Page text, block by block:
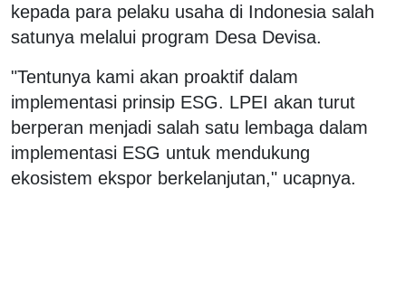
kepada para pelaku usaha di Indonesia salah
satunya melalui program Desa Devisa.
"Tentunya kami akan proaktif dalam
implementasi prinsip ESG. LPEI akan turut
berperan menjadi salah satu lembaga dalam
implementasi ESG untuk mendukung
ekosistem ekspor berkelanjutan," ucapnya.